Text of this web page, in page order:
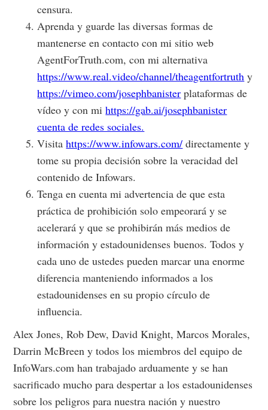
censura.
Aprenda y guarde las diversas formas de
mantenerse en contacto con mi sitio web
AgentForTruth.com, con mi alternativa
https://www.real.video/channel/theagentfortruth y
https://vimeo.com/josephbanister plataformas de
vídeo y con mihttps://gab.ai/josephbanister
cuenta de redes sociales.
Visitahttps://www.infowars.com/ directamente y
tome su propia decisión sobre la veracidad del
contenido de Infowars.
Tenga en cuenta mi advertencia de que esta
práctica de prohibición solo empeorará y se
acelerará y que se prohibirán más medios de
información y estadounidenses buenos. Todos y
cada uno de ustedes pueden marcar una enorme
diferencia manteniendo informados a los
estadounidenses en su propio círculo de
influencia.
Alex Jones, Rob Dew, David Knight, Marcos Morales,
Darrin McBreen y todos los miembros del equipo de
InfoWars.com han trabajado arduamente y se han
sacrificado mucho para despertar a los estadounidenses
sobre los peligros para nuestra nación y nuestro